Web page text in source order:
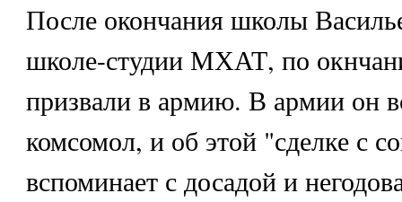
После окончания школы
школе-студии МХАТ, по
призвали в армию. В армии он
комсомол, и об этой "сделке с
вспоминает с досадой и